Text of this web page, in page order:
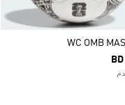
WC OMB